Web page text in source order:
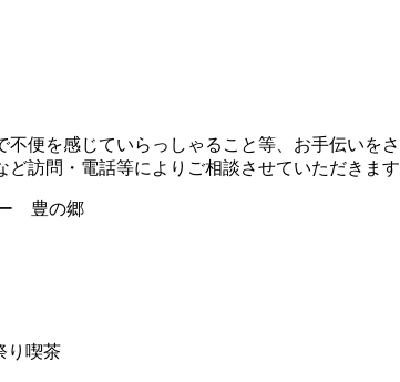
便を感じていらっしゃること等、お手伝い
訪問・電話等によりご相談させていただきます
ー 豊の郷
り喫茶